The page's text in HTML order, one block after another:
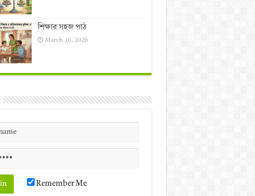
শিক্ষার সহজ পাঠ
March 30, 2026
Remember Me